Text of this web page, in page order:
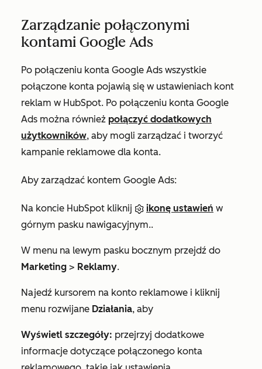
Zarządzanie połączonymi
kontami Google Ads
Po połączeniu konta Google Ads wszystkie
połączone konta pojawią się w ustawieniach kont
reklam w HubSpot. Po połączeniu konta Google
Ads można również połączyć dodatkowych
użytkowników, aby mogli zarządzać i tworzyć
kampanie reklamowe dla konta.
Aby zarządzać kontem Google Ads:
Na koncie HubSpot kliknij ikonę ustawień w
górnym pasku nawigacyjnym..
W menu na lewym pasku bocznym przejdź do
Marketing > Reklamy.
Najedź kursorem na konto reklamowe i kliknij
menu rozwijane Działania, aby
Wyświetl szczegóły: przejrzyj dodatkowe
informacje dotyczące połączonego konta